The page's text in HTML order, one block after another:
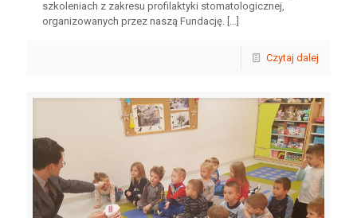
szkoleniach z zakresu profilaktyki stomatologicznej,
organizowanych przez naszą Fundację. […]
Czytaj dalej